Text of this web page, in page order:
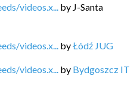
videos.x... by J-Santa
videos.x... byŁódź JUG
videos.x... by Bydgoszcz IT